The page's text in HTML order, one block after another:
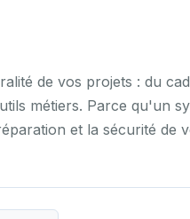
de vos projets : du
métiers. Parce qu'un
et la sécurité de